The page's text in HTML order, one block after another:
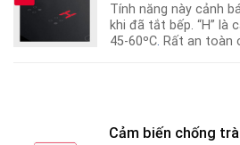
Tính năng này cảnh
khi đã tắt bếp. “H” là
45-60ºC. Rất an toàn
Cảm biến chống